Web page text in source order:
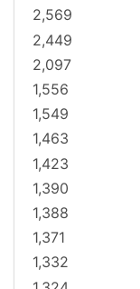
2,569
2,449
2,097
1,556
1,549
1,463
1,423
1,390
1,388
1,371
1,332